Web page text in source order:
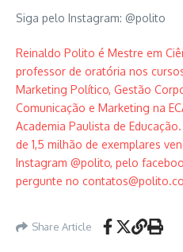
Siga pelo Instagram: @polito
Reinaldo Polito é Mestre em
professor de oratória nos
Marketing Político, Gestão
Comunicação e Marketing na
Academia Paulista de
de 1,5 milhão de exemplares
Instagram @polito, pelo
pergunte no
Share Article